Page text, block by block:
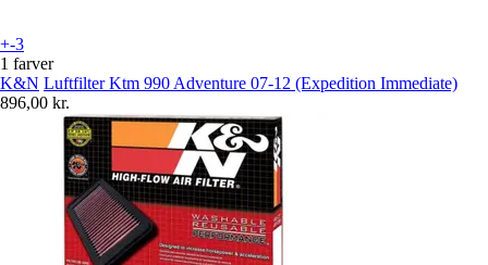
+-3
1 farver
K&N Luftfilter Ktm 990 Adventure 07-12 (Expedition Immediate)
896,00 kr.